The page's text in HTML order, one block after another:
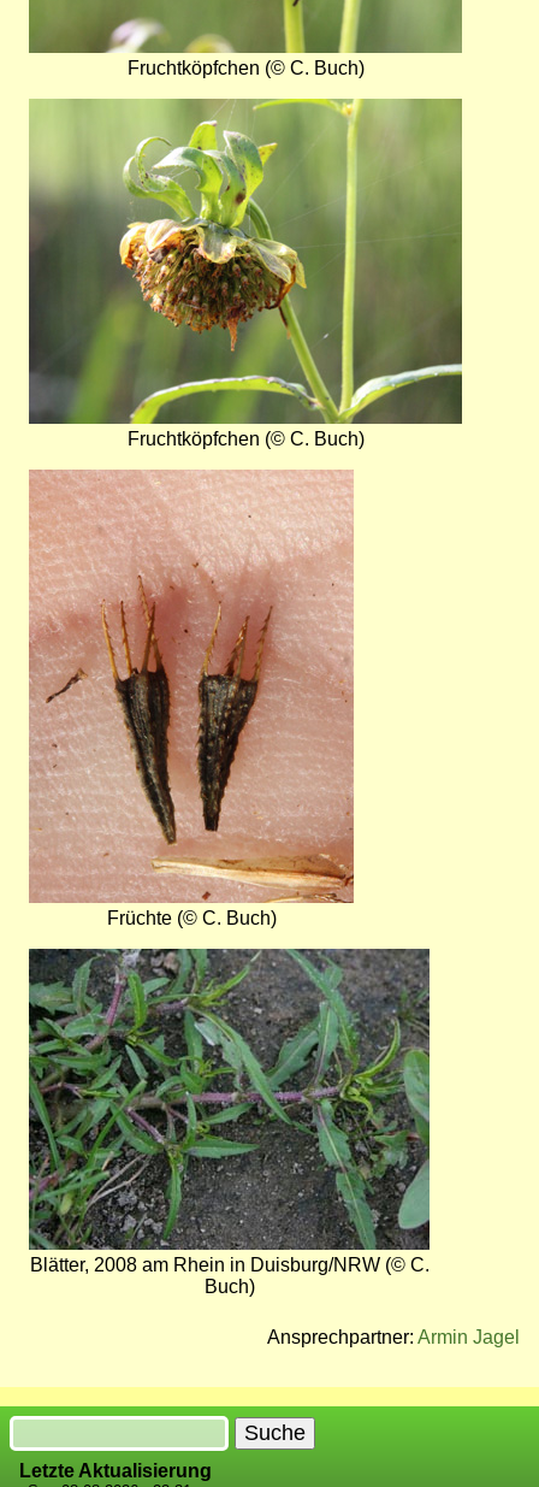
Fruchtköpfchen (© C. Buch)
Fruchtköpfchen (© C. Buch)
Bild
Früchte (© C. Buch)
Bild
Blätter, 2008 am Rhein in Duisburg/NRW (© C.
Buch)
Ansprechpartner: Armin Jagel
Suche
Letzte Aktualisierung